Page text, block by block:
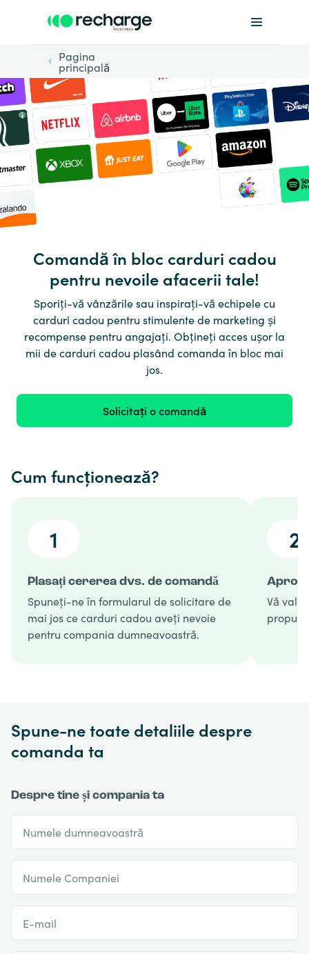
Pagina
principală
Comandă în bloc carduri cadou
pentru nevoile afacerii tale!
Sporiți-vă vânzările sau inspirați-vă echipele cu
carduri cadou pentru stimulente de marketing și
recompense pentru angajați. Obțineți acces ușor la
mii de carduri cadou plasând comanda în bloc mai
jos.
Solicitați o comandă
Cum funcționează?
1
Plasați cererea dvs. de comandă
Spuneți-ne în formularul de solicitare de
mai jos ce carduri cadou aveți nevoie
pentru compania dumneavoastră.
2
Vă
Spune-ne toate detaliile despre
comanda ta
Despre tine și compania ta
Numele dumneavoastră
Numele Companiei
E-mail